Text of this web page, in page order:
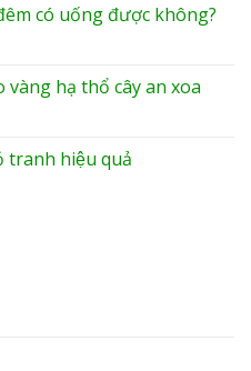
có uống được không?
vàng hạ thổ cây an xoa
tranh hiệu quả